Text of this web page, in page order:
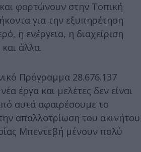
φορτώνουν στην Τοπική
για την εξυπηρέτηση
η ενέργεια, η διαχείριση
άλλα.
Πρόγραμμα 28.676.137
έργα και μελέτες δεν είναι
αυτά αφαιρέσουμε το
απαλλοτρίωση του ακινήτου
Μπεντεβή μένουν πολύ